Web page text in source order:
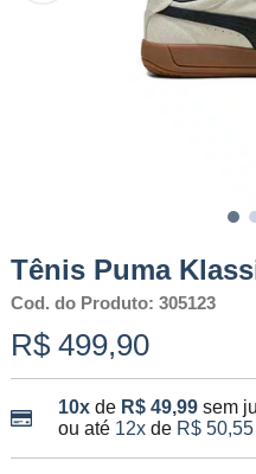
Tênis Puma
Cod. do Produto: 305123
R$ 499,90
10xde R$ 49,99 sem
ou até 12xde R$ 50,55